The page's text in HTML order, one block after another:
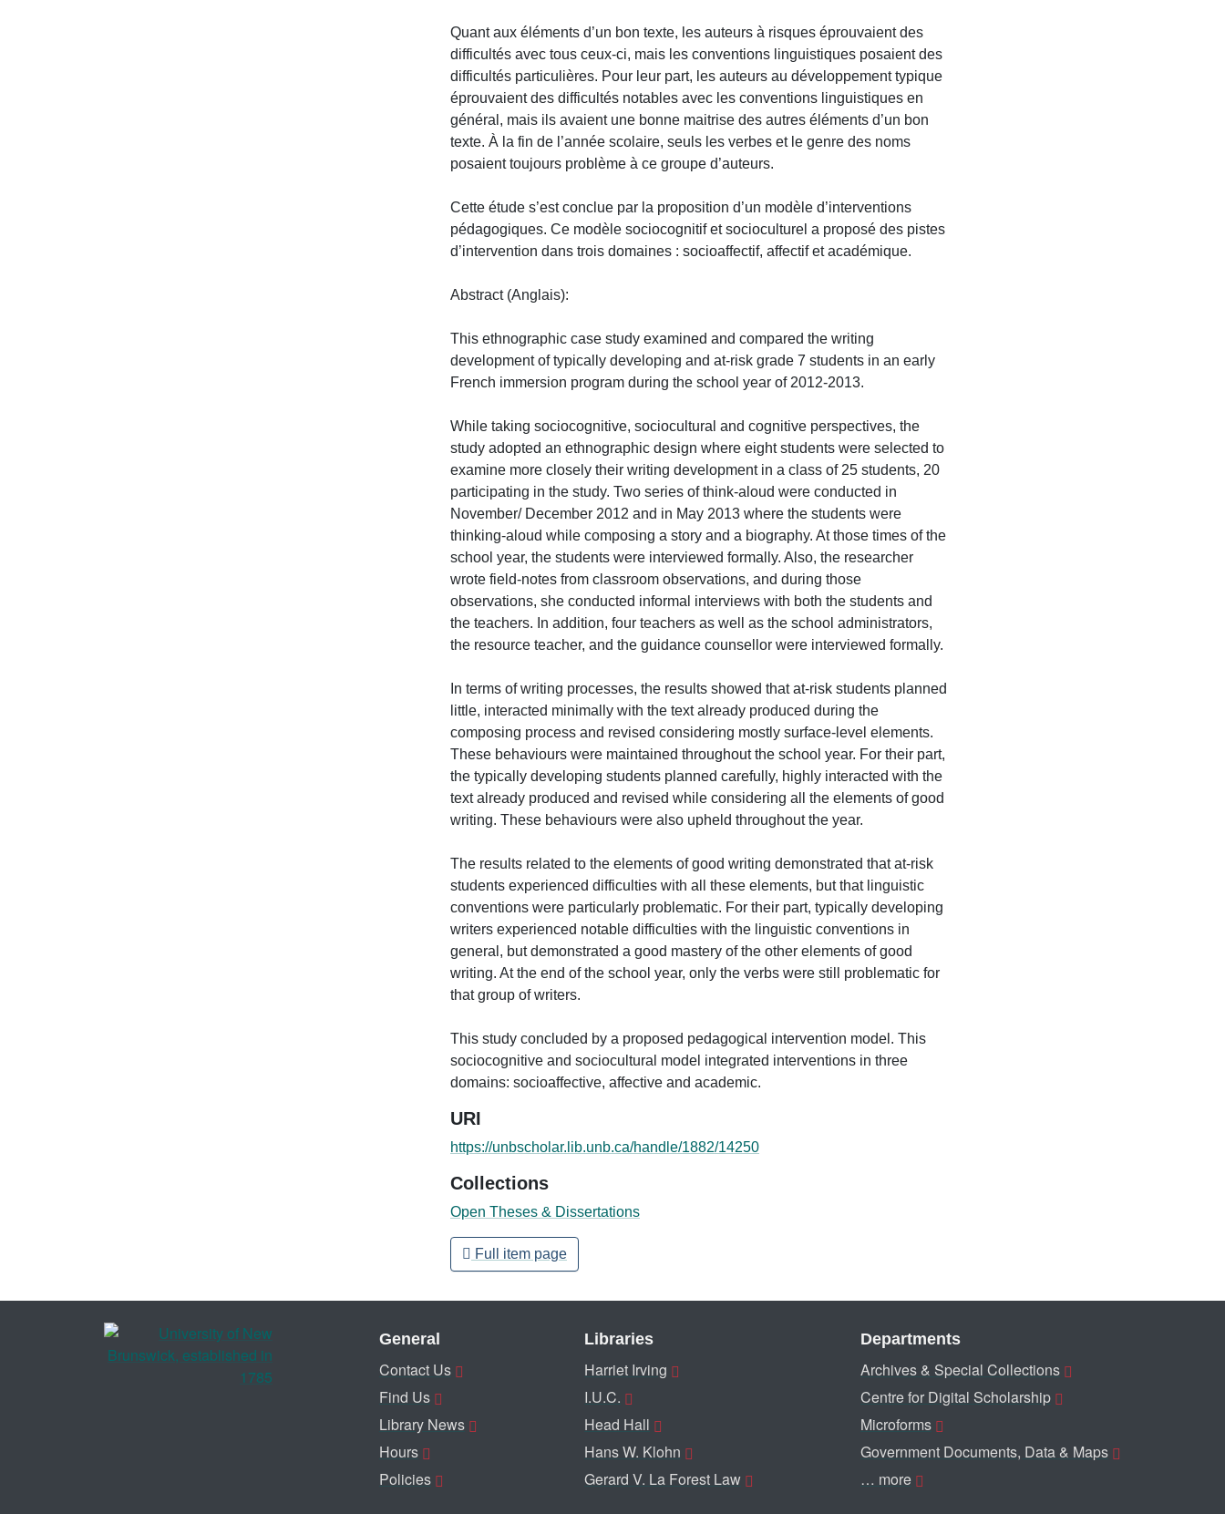
Quant aux éléments d’un bon texte, les auteurs à risques éprouvaient des
difficultés avec tous ceux-ci, mais les conventions linguistiques posaient des
difficultés particulières. Pour leur part, les auteurs au développement typique
éprouvaient des difficultés notables avec les conventions linguistiques en
général, mais ils avaient une bonne maitrise des autres éléments d’un bon
texte. À la fin de l’année scolaire, seuls les verbes et le genre des noms
posaient toujours problème à ce groupe d’auteurs.
Cette étude s’est conclue par la proposition d’un modèle d’interventions
pédagogiques. Ce modèle sociocognitif et socioculturel a proposé des pistes
d’intervention dans trois domaines : socioaffectif, affectif et académique.
Abstract (Anglais):
This ethnographic case study examined and compared the writing
development of typically developing and at-risk grade 7 students in an early
French immersion program during the school year of 2012-2013.
While taking sociocognitive, sociocultural and cognitive perspectives, the
study adopted an ethnographic design where eight students were selected to
examine more closely their writing development in a class of 25 students, 20
participating in the study. Two series of think-aloud were conducted in
November/ December 2012 and in May 2013 where the students were
thinking-aloud while composing a story and a biography. At those times of the
school year, the students were interviewed formally. Also, the researcher
wrote field-notes from classroom observations, and during those
observations, she conducted informal interviews with both the students and
the teachers. In addition, four teachers as well as the school administrators,
the resource teacher, and the guidance counsellor were interviewed formally.
In terms of writing processes, the results showed that at-risk students planned
little, interacted minimally with the text already produced during the
composing process and revised considering mostly surface-level elements.
These behaviours were maintained throughout the school year. For their part,
the typically developing students planned carefully, highly interacted with the
text already produced and revised while considering all the elements of good
writing. These behaviours were also upheld throughout the year.
The results related to the elements of good writing demonstrated that at-risk
students experienced difficulties with all these elements, but that linguistic
conventions were particularly problematic. For their part, typically developing
writers experienced notable difficulties with the linguistic conventions in
general, but demonstrated a good mastery of the other elements of good
writing. At the end of the school year, only the verbs were still problematic for
that group of writers.
This study concluded by a proposed pedagogical intervention model. This
sociocognitive and sociocultural model integrated interventions in three
domains: socioaffective, affective and academic.
URI
https://unbscholar.lib.unb.ca/handle/1882/14250
Collections
Open Theses & Dissertations
Full item page
General
Contact Us
Find Us
Library News
Hours
Policies
Libraries
Harriet Irving
I.U.C.
Head Hall
Hans W. Klohn
Gerard V. La Forest Law
Departments
Archives & Special Collections
Centre for Digital Scholarship
Microforms
Government Documents, Data & Maps
… more